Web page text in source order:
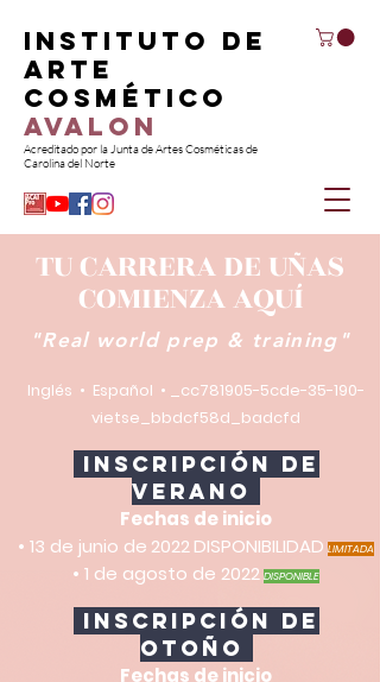
Instituto de
Arte
Cosmético
Avalon
Acreditado por la Junta de Artes Cosméticas de
Carolina del Norte
TU CARRERA DE UÑAS
COMIENZA AQUÍ
"Real world prep & training"
Inglés • Español • _cc781905-5cde-35-190-
vietse_bbdcf58d_badcfd
Inscripción de
verano
Fechas de inicio
• 13 de junio de 2022DISPONIBILIDAD LIMITADA
• 1 de agosto de 2022 DISPONIBLE
Inscripción de
otoño
Fechas de inicio